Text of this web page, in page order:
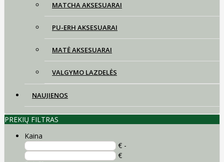
MATCHA AKSESUARAI
PU-ERH AKSESUARAI
MATĖ AKSESUARAI
VALGYMO LAZDELĖS
NAUJIENOS
PREKIŲ FILTRAS
Kaina
€ -
€